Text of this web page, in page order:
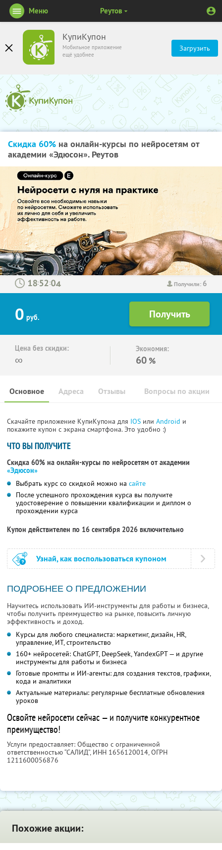
КупиКупон
Мобильное приложение
ещё удобнее
Загрузить
Меню Реутов
Скидка 60% на онлайн-курсы по нейросетям от
академии «Эдюсон». Реутов
Получили: 6
: :
0 руб.
Цена без скидки:
∞
Экономия:
60 %
Основное Отзывы Вопросы по акции
Адреса
Скачайте приложение КупиКупона для IOS или Android и
покажите купон с экрана смартфона. Это удобно :)
ЧТО ВЫ ПОЛУЧИТЕ
Скидка 60% на онлайн-курсы по нейросетям от академии
«Эдюсон»
Выбрать курс со скидкой можно на сайте
После успешного прохождения курса вы получите
удостоверение о повышении квалификации и диплом о
прохождении курса
Купон действителен по 16 сентября 2026 включительно
Узнай, как воспользоваться купоном
ПОДРОБНЕЕ О ПРЕДЛОЖЕНИИ
Научитесь использовать ИИ-инструменты для работы и бизнеса,
чтобы получить преимущество на рынке, повысить личную
эффективность и доход.
Курсы для любого специалиста: маркетинг, дизайн, HR,
управление, ИТ, строительство
160+ нейросетей: ChatGPT, DeepSeek, YandexGPT — и другие
инструменты для работы и бизнеса
Готовые промпты и ИИ-агенты: для создания текстов, графики,
кода и аналитики
Актуальные материалы: регулярные бесплатные обновления
уроков
Освойте нейросети сейчас — и получите конкурентное
преимущество!
Услуги предоставляет: Общество с ограниченной
ответственностью “САЛИД”, ИНН 1656120014, ОГРН
1211600056876
Похожие акции: